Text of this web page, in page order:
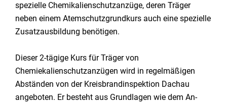
spezielle Chemikalienschutzanzüge, deren Träger
neben einem Atemschutzgrundkurs auch eine spezielle
Zusatzausbildung benötigen.
Dieser 2-tägige Kurs für Träger von
Chemiekalienschutzanzügen wird in regelmäßigen
Abständen von der Kreisbrandinspektion Dachau
angeboten. Er besteht aus Grundlagen wie dem An-